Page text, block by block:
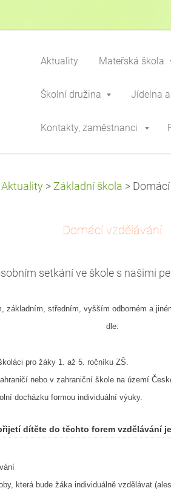
Aktuality Mateřská škola
Školní družina Jídelna
Kontakty, zaměstnanci
Aktuality > Základní škola >
Domácí vzdělávání
setkání ve škole s našimi
základním, středním, vyšším odborném a
dle:
pro žáky 1. až 5. ročníku ZŠ.
nebo v zahraniční škole na území
docházku formou individuální výuky.
dítěte do těchto forem vzdělávání
která bude žáka individuálně vzdělávat